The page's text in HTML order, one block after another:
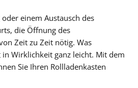
einem Austausch des
die Öffnung des
Zeit zu Zeit nötig. Was
Wirklichkeit ganz leicht. Mit dem
Sie Ihren Rollladenkasten